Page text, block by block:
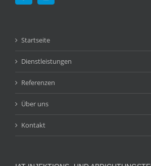
Startseite
Dienstleistungen
Referenzen
Über uns
Kontakt